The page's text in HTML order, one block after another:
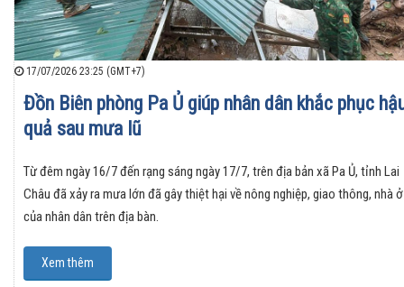
17/07/2026 23:25 (GMT+7)
Đồn Biên phòng Pa Ủ giúp nhân dân khắc phục
quả sau mưa lũ
Từ đêm ngày 16/7 đến rạng sáng ngày 17/7, trên địa bản xã Pa Ủ, tỉnh Lai
Châu đã xảy ra mưa lớn đã gây thiệt hại về nông nghiệp, giao thông, nhà ở
của nhân dân trên địa bàn.
Xem thêm